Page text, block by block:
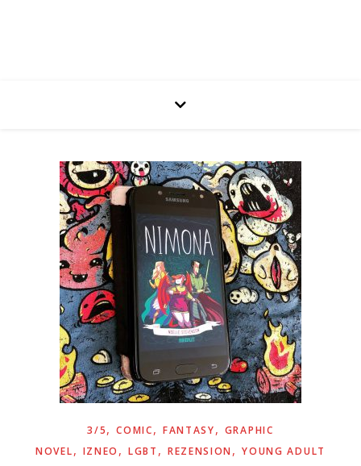
3/5,COMIC, FANTASY, GRAPHIC
NOVEL, IZNEO ,LGBT , REZENSION ,YOUNG ADULT